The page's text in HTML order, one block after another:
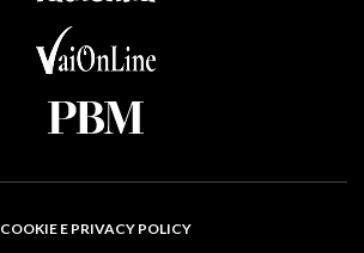
COOKIE E PRIVACY POLICY